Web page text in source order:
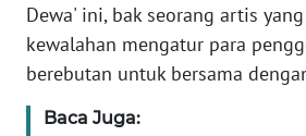
Dewa' ini, bak seorang artis
kewalahan mengatur para
berebutan untuk bersama
Baca Juga:
WN
JAKARTA
WN